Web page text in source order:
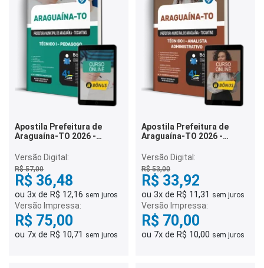
Apostila Prefeitura de
Araguaína-TO 2026 -
Versão Digital:
R$ 57,00
R$ 36,48
ou 3x de R$ 12,16 sem juros
Versão Impressa:
R$ 75,00
ou 7x de R$ 10,71 sem juros
Apostila Prefeitura de
Araguaína-TO 2026 -
Administrativo
Versão Digital:
R$ 53,00
R$ 33,92
ou 3x de R$ 11,31 sem juros
Versão Impressa:
R$ 70,00
ou 7x de R$ 10,00 sem juros